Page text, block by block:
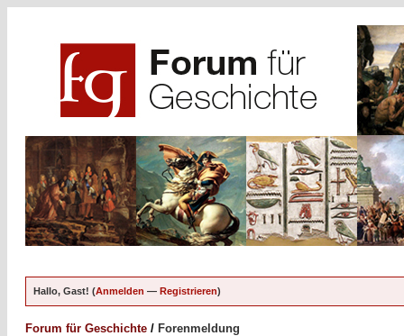
Hallo, Gast! (Anmelden — Registrieren)
Forum für Geschichte / Forenmeldung